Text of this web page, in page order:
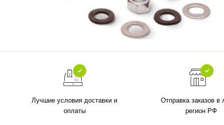
Лучшие условия доставки и
оплаты
Отправка заказов в
регион РФ